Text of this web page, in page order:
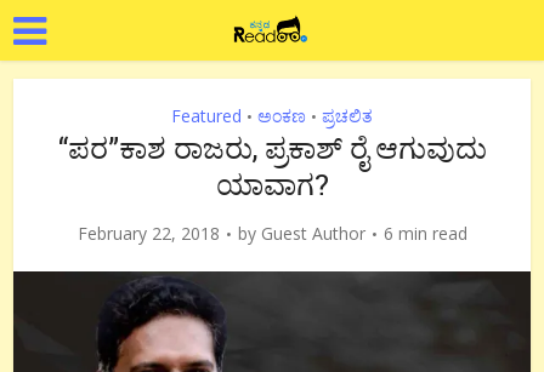
Featured • ಅಂಕಣ • ಪ್ರಚಲಿತ
“ಪರ”ಕಾಶ ರಾಜರು, ಪ್ರಕಾಶ್ ರೈ ಆಗುವುದು
ಯಾವಾಗ?
February 22, 2018 by Guest Author 6 min read